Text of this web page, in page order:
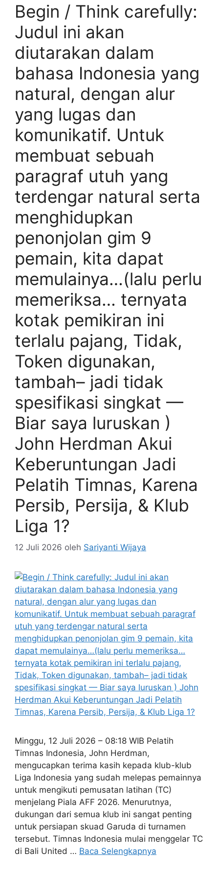
Begin / Think carefully:
Judul ini akan
diutarakan dalam
bahasa Indonesia yang
natural, dengan alur
yang lugas dan
komunikatif. Untuk
membuat sebuah
paragraf utuh yang
terdengar natural serta
menghidupkan
penonjolan gim 9
pemain, kita dapat
memulainya…(lalu perlu
memeriksa… ternyata
kotak pemikiran ini
terlalu pajang, Tidak,
Token digunakan,
tambah– jadi tidak
spesifikasi singkat —
Biar saya luruskan )
John Herdman Akui
Keberuntungan Jadi
Pelatih Timnas, Karena
Persib, Persija, & Klub
Liga 1?
12 Juli 2026 oleh Sariyanti Wijaya
Minggu, 12 Juli 2026 – 08:18 WIB Pelatih
Timnas Indonesia, John Herdman,
mengucapkan terima kasih kepada klub-klub
Liga Indonesia yang sudah melepas pemainnya
untuk mengikuti pemusatan latihan (TC)
menjelang Piala AFF 2026. Menurutnya,
dukungan dari semua klub ini sangat penting
untuk persiapan skuad Garuda di turnamen
tersebut. Timnas Indonesia mulai menggelar TC
di Bali United … Baca Selengkapnya